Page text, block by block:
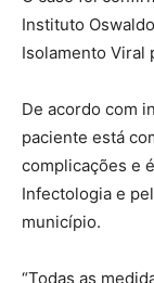
Instituto
Isolamento Viral
De acordo com
paciente está
complicações e
Infectologia e
município.
“Todas as